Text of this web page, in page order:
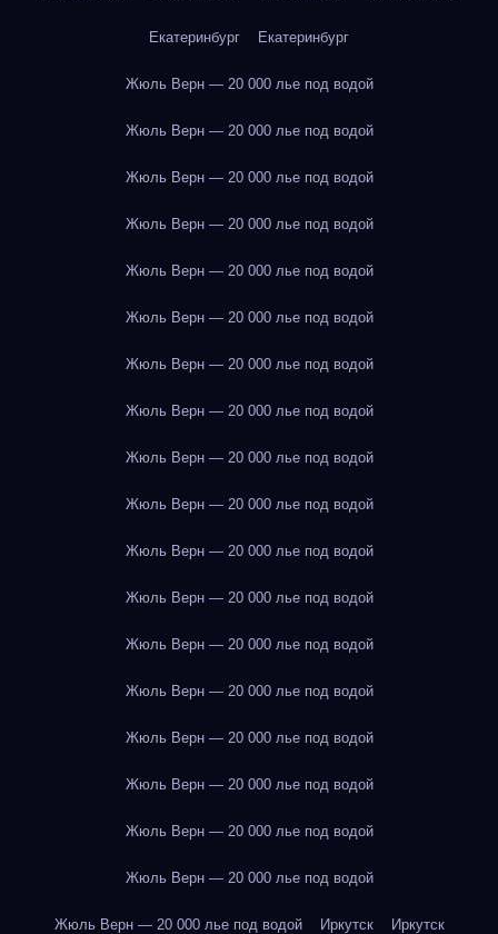
Екатеринбург Екатеринбург
Жюль Верн — 20 000 лье под водой
Жюль Верн — 20 000 лье под водой
Жюль Верн — 20 000 лье под водой
Жюль Верн — 20 000 лье под водой
Жюль Верн — 20 000 лье под водой
Жюль Верн — 20 000 лье под водой
Жюль Верн — 20 000 лье под водой
Жюль Верн — 20 000 лье под водой
Жюль Верн — 20 000 лье под водой
Жюль Верн — 20 000 лье под водой
Жюль Верн — 20 000 лье под водой
Жюль Верн — 20 000 лье под водой
Жюль Верн — 20 000 лье под водой
Жюль Верн — 20 000 лье под водой
Жюль Верн — 20 000 лье под водой
Жюль Верн — 20 000 лье под водой
Жюль Верн — 20 000 лье под водой
Жюль Верн — 20 000 лье под водой
Жюль Верн — 20 000 лье под водой Иркутск Иркутск